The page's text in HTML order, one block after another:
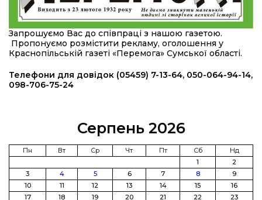
16:34
24 лип
490 пацієнтів та 15 відвіданих сіл: МБФ
«Альянс громадського здоров’я» підбив
підсумки роботи мобільних клінік у Сумській
області
23 лип
захистити рідну землю: пам’яті Сергія
Балабаєнка (ВІДЕО)
20:36
Нова кав’ярня в Сумах: як родина військового
з Краснопілля відкрила «Лев каву» за грантові
кошти (ВІДЕО)
Запрошуємо Вас до співпраці з нашою газетою.
Пропонуємо розмістити рекламу, оголошення у
Краснопільській газеті «Перемога» Сумської області.
Телефони для довідок (05459) 7-13-64, 050-064-94-14,
098-706-75-24
Серпень 2026
Пн Вт Ср Чт Пт Сб
Нд
1
2
3
4 5 6 7 8
9
10
11 12 13 14 15
16
17
18 19 20 21 22
23